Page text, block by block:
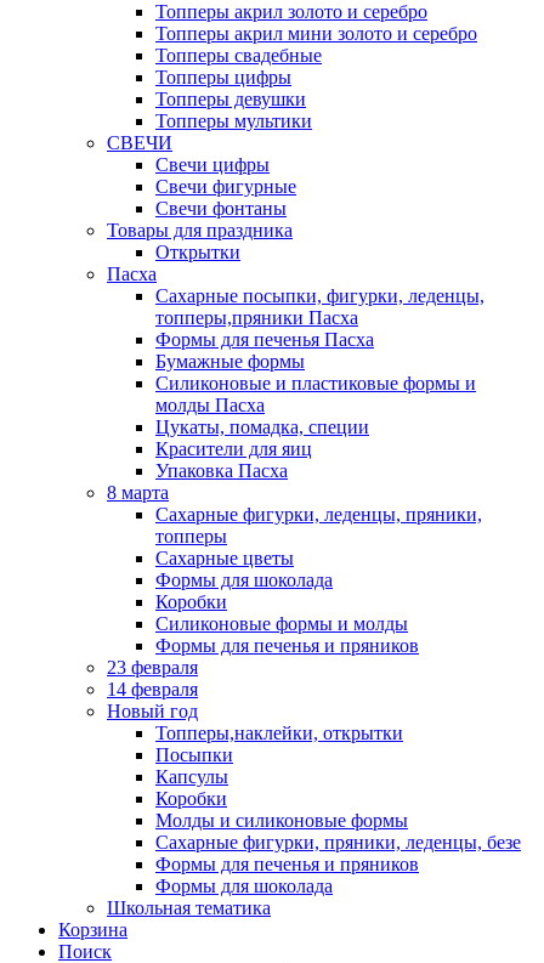
Топперы акрил золото и серебро
Топперы акрил мини золото и серебро
Топперы свадебные
Топперы цифры
Топперы девушки
Топперы мультики
СВЕЧИ
Свечи цифры
Свечи фигурные
Свечи фонтаны
Товары для праздника
Открытки
Пасха
Сахарные посыпки, фигурки, леденцы,
топперы,пряники Пасха
Формы для печенья Пасха
Бумажные формы
Силиконовые и пластиковые формы и
молды Пасха
Цукаты, помадка, специи
Красители для яиц
Упаковка Пасха
8 марта
Сахарные фигурки, леденцы, пряники,
топперы
Сахарные цветы
Формы для шоколада
Коробки
Силиконовые формы и молды
Формы для печенья и пряников
23 февраля
14 февраля
Новый год
Топперы,наклейки, открытки
Посыпки
Капсулы
Коробки
Молды и силиконовые формы
Сахарные фигурки, пряники, леденцы, безе
Формы для печенья и пряников
Формы для шоколада
Школьная тематика
Корзина
Поиск